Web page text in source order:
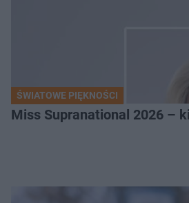
ŚWIATOWE PIĘKNOŚCI
Miss Supranational 2026 –